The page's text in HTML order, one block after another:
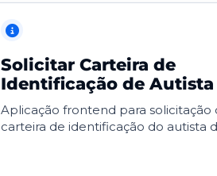
Solicitar Carteira de
Identificação de Autista
Aplicação frontend para solicitação
carteira de identificação do autista